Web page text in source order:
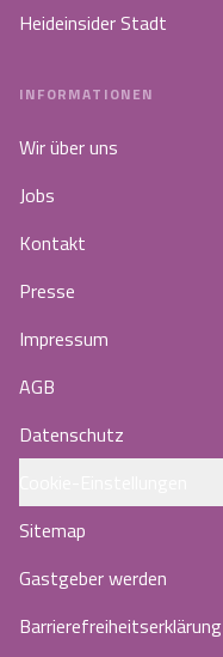
Heideinsider Stadt
INFORMATIONEN
Wir über uns
Jobs
Kontakt
Presse
Impressum
AGB
Datenschutz
Sitemap
Gastgeber werden
Barrierefreiheitserklärung